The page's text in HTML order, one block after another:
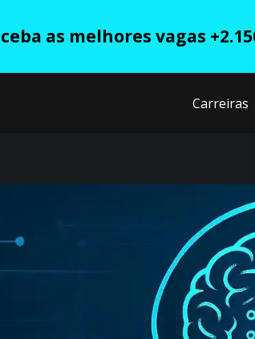
as melhores vagas
Carreiras